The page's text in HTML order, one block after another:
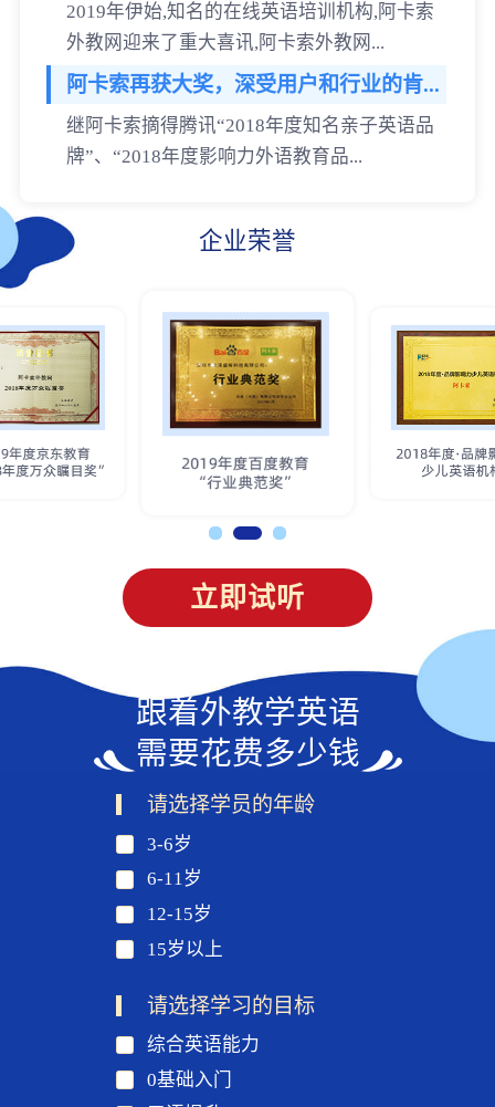
2019年伊始,知名的在线英语培训机构,阿卡索
外教网迎来了重大喜讯,阿卡索外教网...
阿卡索再获大奖，深受用户和行业的肯...
继阿卡索摘得腾讯“2018年度知名亲子英语品
牌”、“2018年度影响力外语教育品...
企业荣誉
立即试听
跟着外教学英语
需要花费多少钱
请选择学员的年龄
3-6岁
6-11岁
12-15岁
15岁以上
请选择学习的目标
综合英语能力
0基础入门